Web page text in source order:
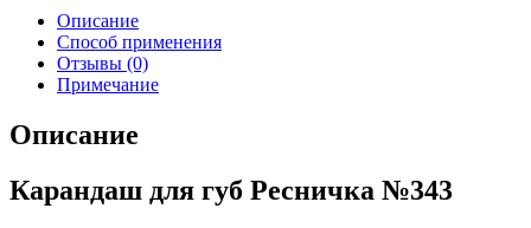
Описание
Способ применения
Отзывы (0)
Примечание
Описание
Карандаш для губ Ресничка №343